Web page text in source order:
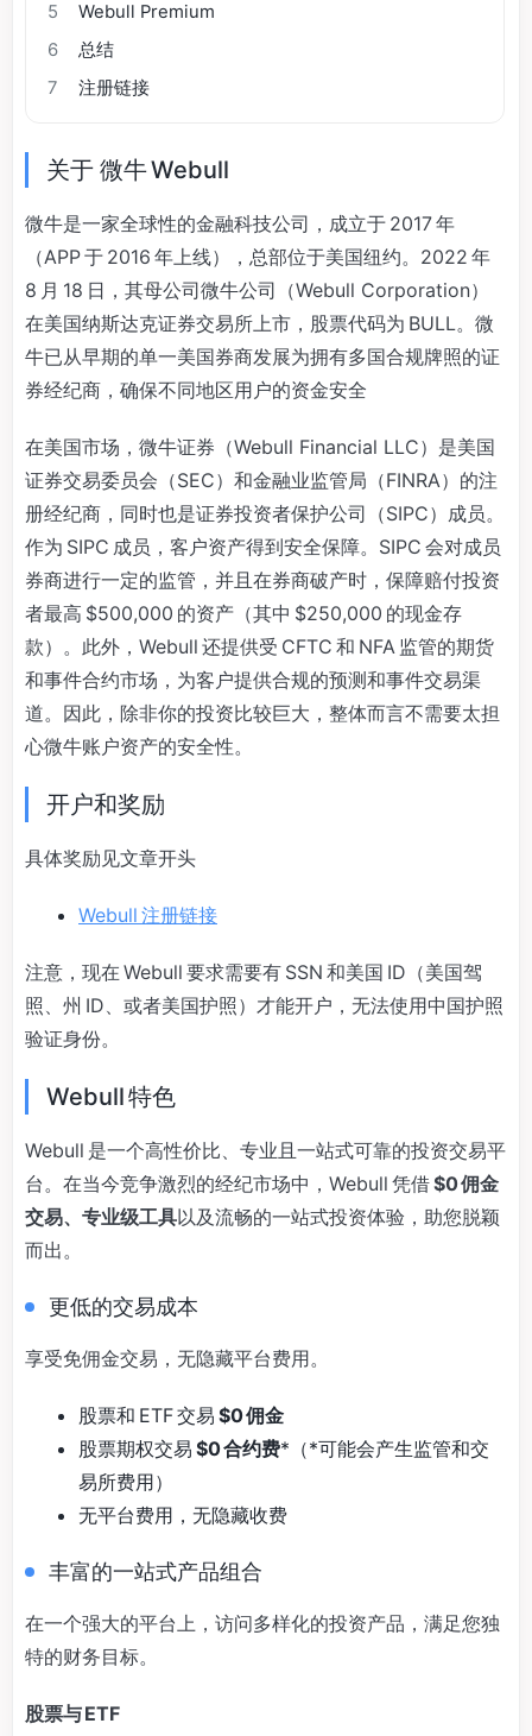
5
Webull Premium
6
总结
7
注册链接
关于 微牛 Webull
微牛是一家全球性的金融科技公司，成立于 2017 年
（APP 于 2016 年上线），总部位于美国纽约。2022 年
8 月 18 日，其母公司微牛公司（Webull Corporation）
在美国纳斯达克证券交易所上市，股票代码为 BULL。微
牛已从早期的单一美国券商发展为拥有多国合规牌照的证
券经纪商，确保不同地区用户的资金安全
在美国市场，微牛证券（Webull Financial LLC）是美国
证券交易委员会（SEC）和金融业监管局（FINRA）的注
册经纪商，同时也是证券投资者保护公司（SIPC）成员。
作为 SIPC 成员，客户资产得到安全保障。SIPC 会对成员
券商进行一定的监管，并且在券商破产时，保障赔付投资
者最高 $500,000 的资产（其中 $250,000 的现金存
款）。此外，Webull 还提供受 CFTC 和 NFA 监管的期货
和事件合约市场，为客户提供合规的预测和事件交易渠
道。因此，除非你的投资比较巨大，整体而言不需要太担
心微牛账户资产的安全性。
开户和奖励
具体奖励见文章开头
Webull 注册链接
注意，现在 Webull 要求需要有 SSN 和美国 ID（美国驾
照、州 ID、或者美国护照）才能开户，无法使用中国护照
验证身份。
Webull 特色
Webull 是一个高性价比、专业且一站式可靠的投资交易平
台。在当今竞争激烈的经纪市场中，Webull 凭借$0 佣金
交易、专业级工具以及流畅的一站式投资体验，助您脱颖
而出。
更低的交易成本
享受免佣金交易，无隐藏平台费用。
股票和 ETF 交易 $0 佣金
股票期权交易 $0 合约费*（*可能会产生监管和交
易所费用）
无平台费用，无隐藏收费
丰富的一站式产品组合
在一个强大的平台上，访问多样化的投资产品，满足您独
特的财务目标。
股票与 ETF